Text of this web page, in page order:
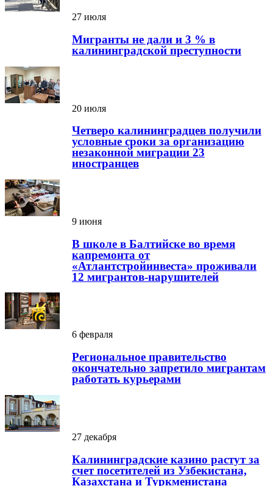
27 июля
Мигранты не дали и 3 % в
калининградской преступности
20 июля
Четверо калининградцев получили
условные сроки за организацию
незаконной миграции 23
иностранцев
9 июня
В школе в Балтийске во время
капремонта от
«Атлантстройинвеста» проживали
12 мигрантов-нарушителей
6 февраля
Региональное правительство
окончательно запретило мигрантам
работать курьерами
27 декабря
Калининградские казино растут за
счет посетителей из Узбекистана,
Казахстана и Туркменистана